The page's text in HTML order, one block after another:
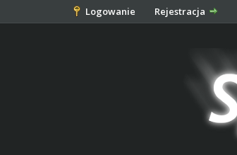
Logowanie Rejestracja